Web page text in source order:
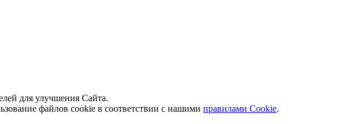
для улучшения Сайта.
файлов cookie в соответствии с нашими правилами Сookie.